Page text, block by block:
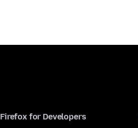
Firefox for Developers